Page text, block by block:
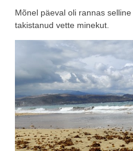
Mõnel päeval oli rannas
takistanud vette minekut.